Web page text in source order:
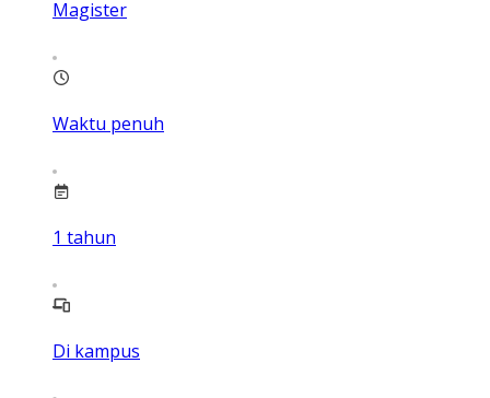
Magister
Waktu penuh
1 tahun
Di kampus